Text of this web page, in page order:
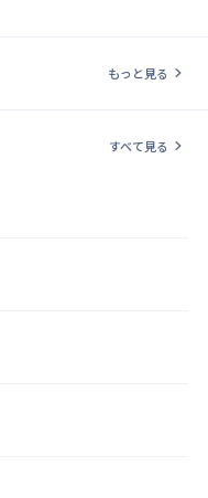
もっと見る chevron_right
すべて見る chevron_right